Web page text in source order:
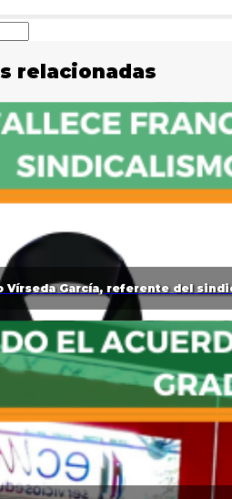
relacionadas
Vírseda García, referente del